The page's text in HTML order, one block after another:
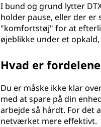
I bund og grund lytter
holder pause, eller der
"komfortstøj" for at
øjeblikke under et
Hvad er
Du er måske ikke klar
med at spare på din
arbejde så hårdt. For det
netværket mere effektivt.